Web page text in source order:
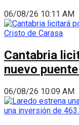
06/08/26 10:11 AM
Cantabria
nuevo
06/08/26 10:09 AM